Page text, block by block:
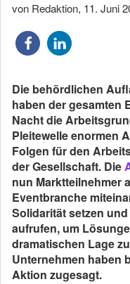
von Redaktion, 11. Juni
Die behördlichen
haben der gesamten
Nacht die
Pleitewelle enormen
Folgen für den
der Gesellschaft. Die
nun Marktteilnehmer
Eventbranche
Solidarität setzen
aufrufen, um
dramatischen Lage
Unternehmen haben
Aktion zugesagt.